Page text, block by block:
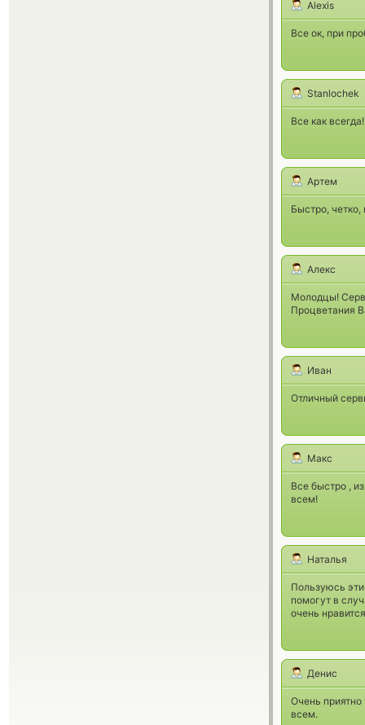
Alexis
Все ок, при
Stanlochek
Все как всегда!
Артем
Быстро,
Алекс
Молодцы!
Процветания
Иван
Отличный
Макс
Все быстро ,
всем!
Наталья
Пользуюсь
помогут в
очень
Денис
Очень
всем.